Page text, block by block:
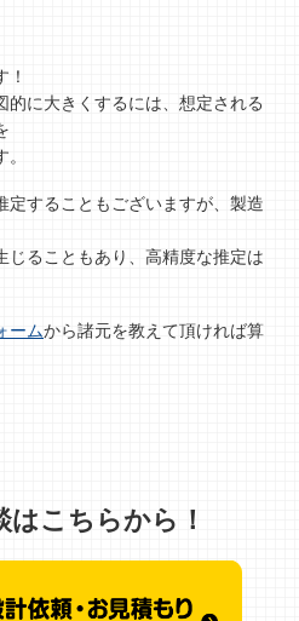
的に大きくするには、想定される
定することもございますが、製造
じることもあり、高精度な推定は
ームから諸元を教えて頂ければ算
こちらから！